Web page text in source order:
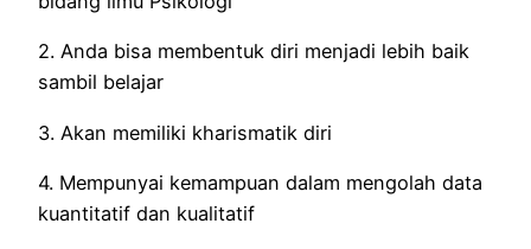
2. Anda bisa membentuk diri menjadi lebih baik
sambil belajar
3. Akan memiliki kharismatik diri
4. Mempunyai kemampuan dalam mengolah data
kuantitatif dan kualitatif